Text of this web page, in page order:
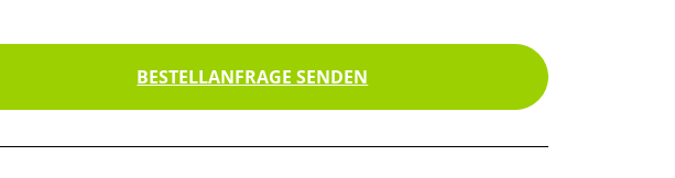
BESTELLANFRAGE SENDEN